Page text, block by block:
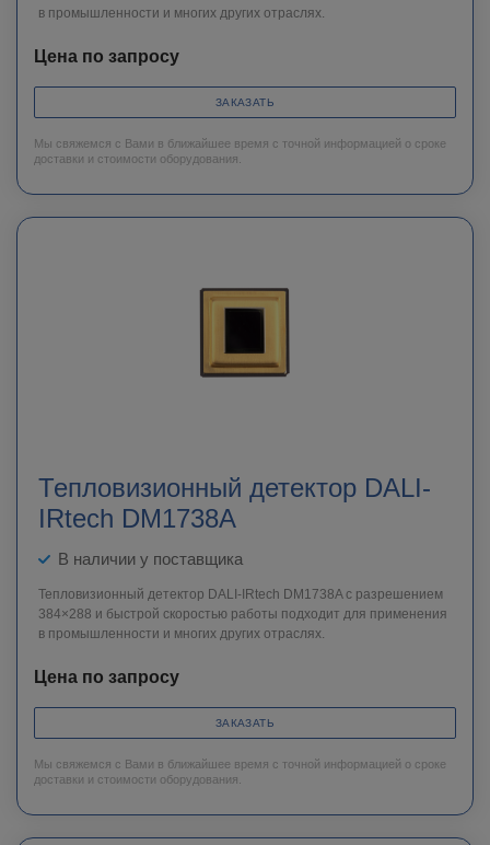
в промышленности и многих других отраслях.
Цена по запросу
ЗАКАЗАТЬ
Мы свяжемся с Вами в ближайшее время с точной информацией о сроке
доставки и стоимости оборудования.
Тепловизионный детектор DALI-
IRtech DM1738A
В наличии у поставщика
Тепловизионный детектор DALI-IRtech DM1738A c разрешением
384×288 и быстрой скоростью работы подходит для применения
в промышленности и многих других отраслях.
Цена по запросу
ЗАКАЗАТЬ
Мы свяжемся с Вами в ближайшее время с точной информацией о сроке
доставки и стоимости оборудования.